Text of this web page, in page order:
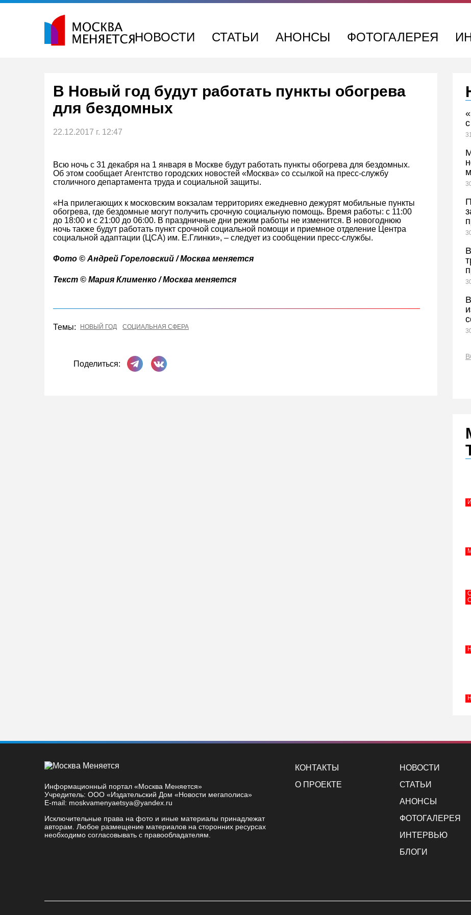
Перейти
содержимому
НОВОСТИ СТАТЬИ АНОНСЫ ФОТОГАЛЕРЕЯ
В Новый год будут работать пункты обогрева
для бездомных
22.12.2017 г. 12:47
Всю ночь с 31 декабря на 1 января в Москве будут работать пункты обогрева для бездомных.
Об этом сообщает Агентство городских новостей «Москва» со ссылкой на пресс-службу
столичного департамента труда и социальной защиты.
«На прилегающих к московским вокзалам территориях ежедневно дежурят мобильные пункты
обогрева, где бездомные могут получить срочную социальную помощь. Время работы: с 11:00
до 18:00 и с 21:00 до 06:00. В праздничные дни режим работы не изменится. В новогоднюю
ночь также будут работать пункт срочной социальной помощи и приемное отделение Центра
социальной адаптации (ЦСА) им. Е.Глинки», – следует из сообщении пресс-службы.
Фото © Андрей Гореловский / Москва меняется
Текст © Мария Клименко / Москва меняется
Темы: НОВЫЙ ГОД СОЦИАЛЬНАЯ СФЕРА
Поделиться:
Поделиться в Телеграме
Поделиться ВКонтакте
Информационный портал «Москва Меняется»
Учредитель: ООО «Издательский Дом «Новости мегаполиса»
E-mail: moskvamenyaetsya@yandex.ru
Исключительные права на фото и иные материалы принадлежат
авторам. Любое размещение материалов на сторонних ресурсах
необходимо согласовывать с правообладателям.
КОНТАКТЫ
О ПРОЕКТЕ
НОВОСТИ
СТАТЬИ
АНОНСЫ
ФОТОГАЛЕРЕЯ
ИНТЕРВЬЮ
БЛОГИ